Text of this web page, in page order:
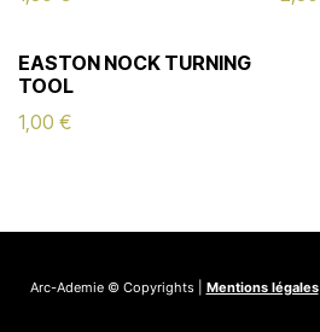
EASTON NOCK TURNING
TOOL
1,00 €
Arc-Ademie © Copyrights | Mentions légales